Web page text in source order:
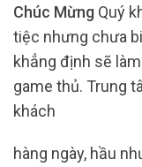
Chúc Mừng Quý
tiệc nhưng chưa
khẳng định sẽ
game thủ. Trung
khách
hàng ngày, hầu